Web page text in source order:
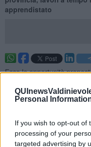
Personal
If you wish to opt-out of
processing of your
targeted advertising by
apprendistato
Ecco le opportunità
provincia per la settimana
June 2026), lavori a
apprendistato.
Questa settimana: